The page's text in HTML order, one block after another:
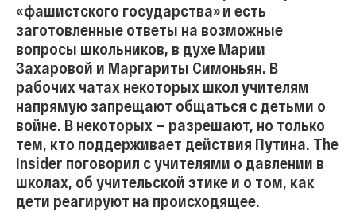
«фашистского государства» и есть
заготовленные ответы на возможные
вопросы школьников, в духе Марии
Захаровой и Маргариты Симоньян. В
рабочих чатах некоторых школ учителям
напрямую запрещают общаться с детьми о
войне. В некоторых — разрешают, но только
тем, кто поддерживает действия Путина. The
Insider поговорил с учителями о давлении в
школах, об учительской этике и о том, как
дети реагируют на происходящее.